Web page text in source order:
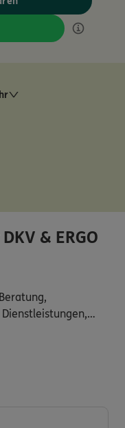
& ERGO
Preis-/